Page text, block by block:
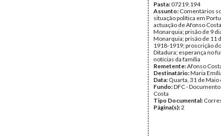
Pasta:07219.194
Assunto: Comentários
situação política em
actuação de Afonso
Monarquia; prisão de 9
Monarquia; prisão de 11
1918-1919; proscrição
Ditadura; esperança no
notícias da família
Remetente:Afonso
Destinatário:Maria
Data: Quarta, 31 de Maio
Fundo:DFC -
Costa
Tipo Documental:
Página(s):2